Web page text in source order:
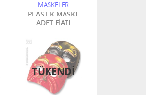
MASKELER
PLASTİK MASKE
ADET FİATI
TÜKENDI